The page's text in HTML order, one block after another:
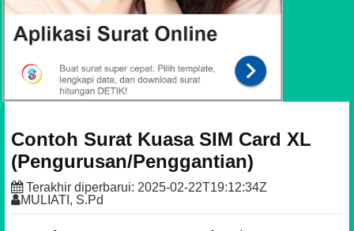
Contoh Surat Kuasa SIM Card XL
(Pengurusan/Penggantian)
Terakhir diperbarui: 2025-02-22T19:12:34Z
MULIATI, S.Pd